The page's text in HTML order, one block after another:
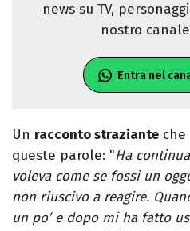
news su TV,
nostro canale
Entra nel
Un racconto straziante
queste parole: "Ha
voleva come se fossi un
non riuscivo a reagire.
un po’ e dopo mi ha fatto